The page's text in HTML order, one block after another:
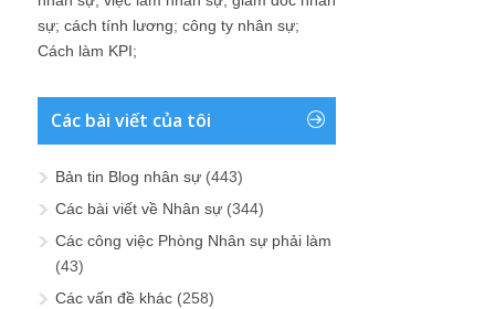
sự; cách tính lương; công ty nhân sự;
Cách làm KPI;
Các bài viết của tôi
Bản tin Blog nhân sự (443)
Các bài viết về Nhân sự (344)
Các công việc Phòng Nhân sự phải làm
(43)
Các vấn đề khác (258)